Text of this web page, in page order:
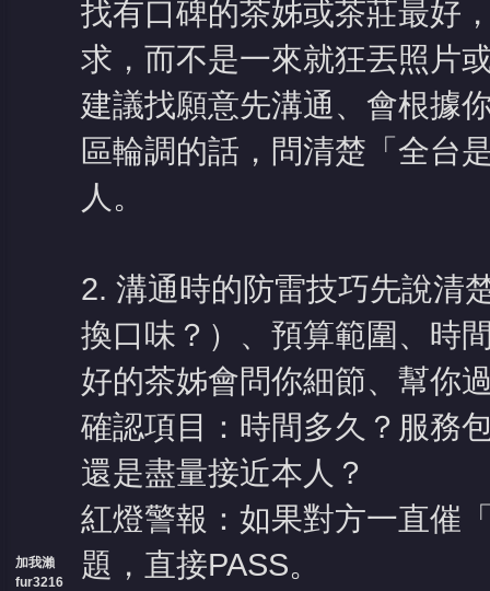
加我瀨
fur3216
找有口碑的茶姊或茶莊最好
求，而不是一來就狂丟照片
建議找願意先溝通、會根據
區輪調的話，問清楚「全台
人。
2. 溝通時的防雷技巧先說清
換口味？）、預算範圍、時
好的茶姊會問你細節、幫你
確認項目：時間多久？服務
還是盡量接近本人？
紅燈警報：如果對方一直催
題，直接PASS。